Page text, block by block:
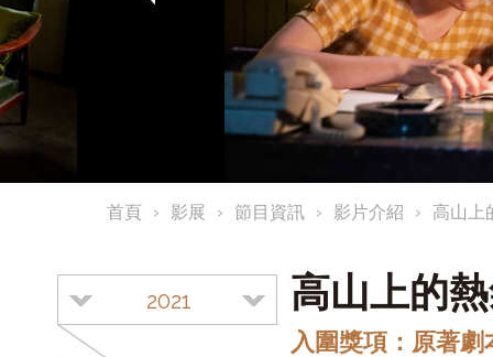
首頁 影展 節目資訊 影片介紹 高山上
2021 高山上的
入圍獎項：原著劇